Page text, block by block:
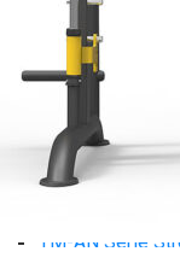
Máy chèo
Strength Tiger Sport
TGP Serie
TGP 20 Serie
TGF Serie
TM Serie
TM-FB Serie
TM-FD Serie
TM-AN Serie